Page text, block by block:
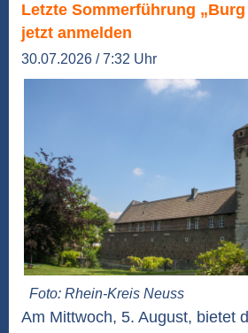
Letzte Sommerführung
jetzt anmelden
30.07.2026 / 7:32 Uhr
Foto: Rhein-Kreis Neuss
Am Mittwoch, 5. August, bietet